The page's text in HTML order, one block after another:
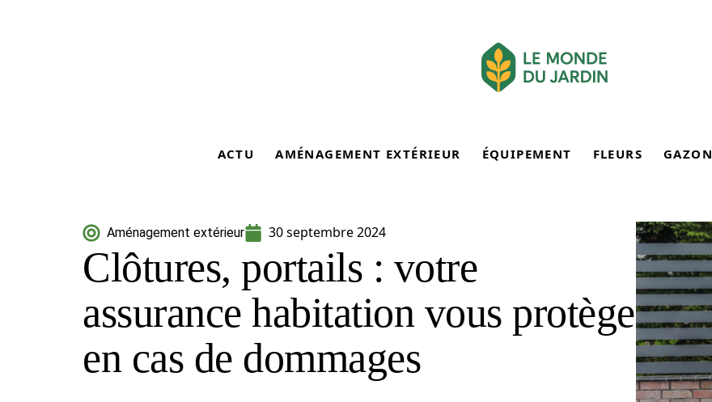
ACTU AMÉNAGEMENT EXTÉRIEUR ÉQUIPEMENT FLEURS GAZON
Aménagement extérieur 30 septembre 2024
Clôtures, portails : votre
assurance habitation vous protège
en cas de dommages